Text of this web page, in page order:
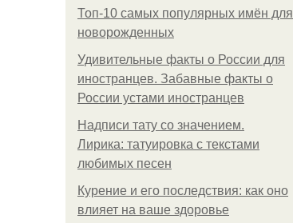
Топ-10 самых популярных имён для
новорожденных
Удивительные факты о России для
иностранцев. Забавные факты о
России устами иностранцев
Надписи тату со значением.
Лирика: татуировка с текстами
любимых песен
Курение и его последствия: как оно
влияет на ваше здоровье